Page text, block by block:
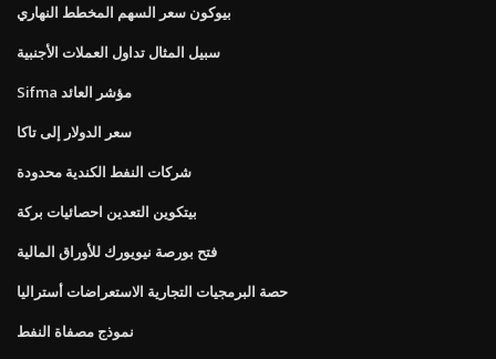
بيوكون سعر السهم المخطط النهاري
سبيل المثال تداول العملات الأجنبية
Sifma مؤشر العائد
سعر الدولار إلى تاكا
شركات النفط الكندية محدودة
بيتكوين التعدين احصائيات بركة
فتح بورصة نيويورك للأوراق المالية
حصة البرمجيات التجارية الاستعراضات أستراليا
نموذج مصفاة النفط